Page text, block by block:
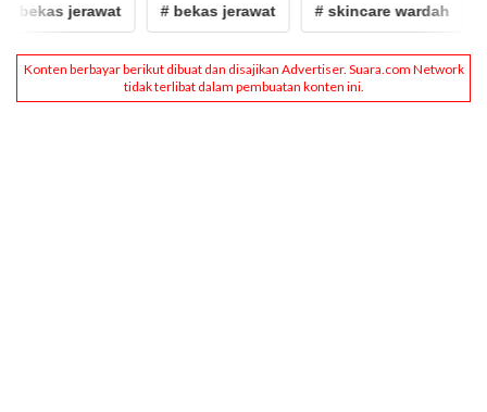
jerawat # bekas jerawat # skincare wardah